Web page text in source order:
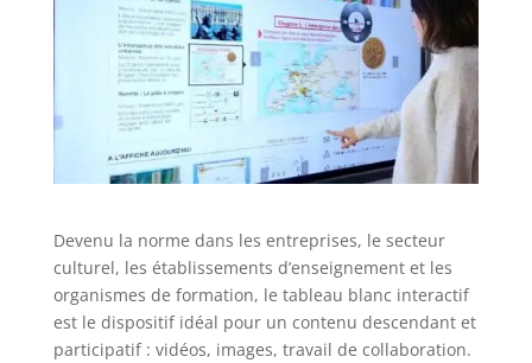
Devenu la norme dans les entreprises, le secteur
culturel, les établissements d’enseignement et les
organismes de formation, le tableau blanc interactif
est le dispositif idéal pour un contenu descendant et
participatif : vidéos, images, travail de collaboration.